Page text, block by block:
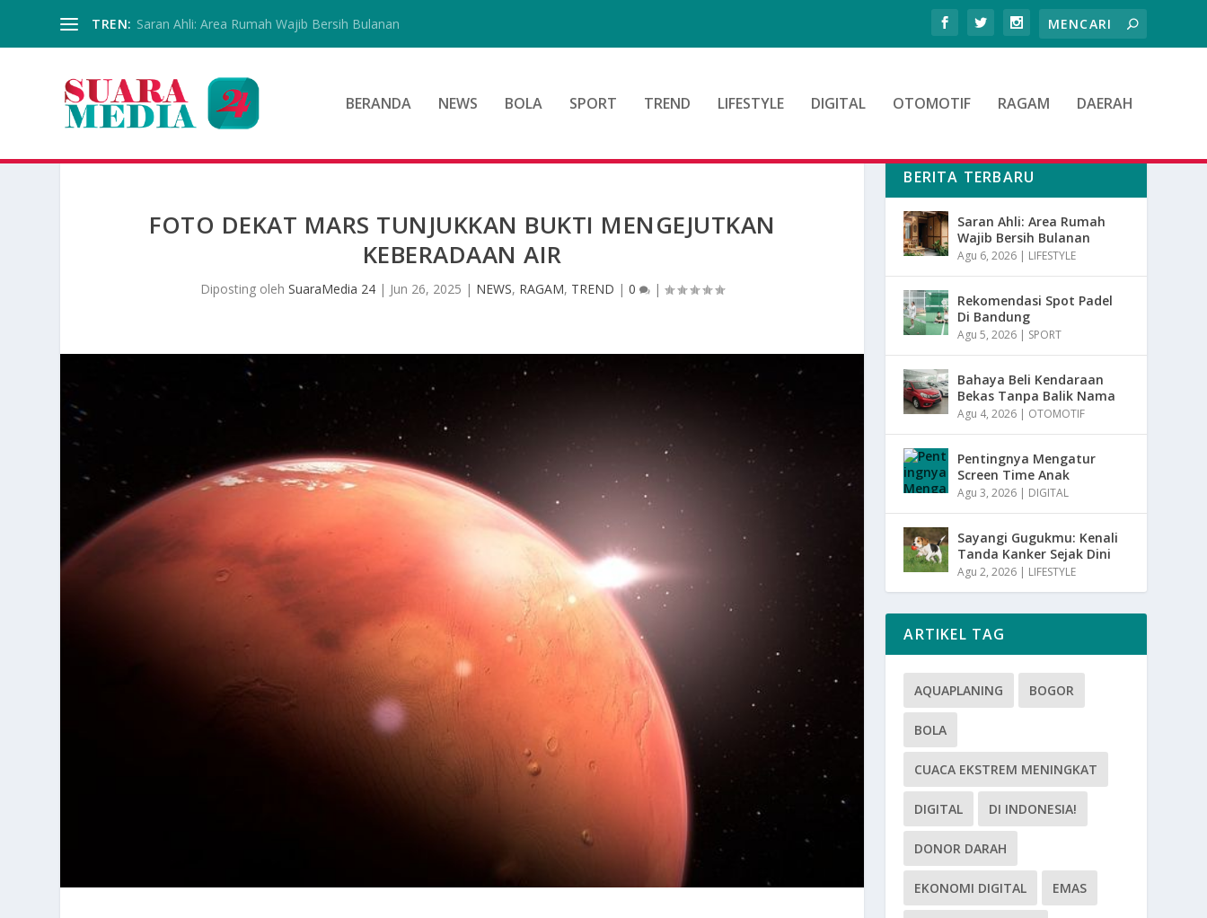
TREN: Saran Ahli: Area Rumah Wajib Bersih Bulanan
BERANDA NEWS BOLA SPORT TREND LIFESTYLE DIGITAL OTOMOTIF RAGAM DAERAH
FOTO DEKAT MARS TUNJUKKAN BUKTI MENGEJUTKAN
KEBERADAAN AIR
Diposting olehSuaraMedia 24 | Jun 26, 2025 | NEWS, RAGAM, TREND |0 |
BERITA TERBARU
Saran Ahli: Area Rumah
Wajib Bersih Bulanan
Agu 6, 2026 | LIFESTYLE
Rekomendasi Spot Padel
Di Bandung
Agu 5, 2026 | SPORT
Bahaya Beli Kendaraan
Bekas Tanpa Balik Nama
Agu 4, 2026 | OTOMOTIF
Pentingnya Mengatur
Screen Time Anak
Agu 3, 2026 | DIGITAL
Sayangi Gugukmu: Kenali
Tanda Kanker Sejak Dini
Agu 2, 2026 | LIFESTYLE
ARTIKEL TAG
AQUAPLANING BOGOR
BOLA
CUACA EKSTREM MENINGKAT
DIGITAL DI INDONESIA!
DONOR DARAH
EKONOMI DIGITAL EMAS